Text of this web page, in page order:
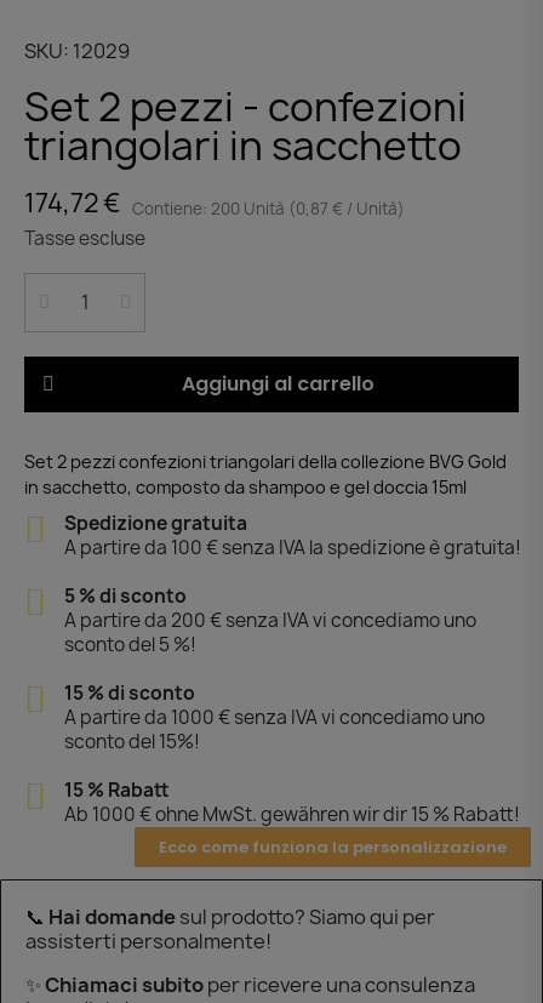
SKU 12029
Set 2 pezzi - confezioni
triangolari in sacchetto
174,72 € Contiene: 200 Unità (0,87 € / Unità)
Tasse escluse
Aggiungi al carrello
Set 2 pezzi confezioni triangolari della collezione BVG Gold
in sacchetto, composto da shampoo e gel doccia 15ml
Spedizione gratuita
A partire da 100 € senza IVA la spedizione è gratuita!
5 % di sconto
A partire da 200 € senza IVA vi concediamo uno
sconto del 5 %!
15 % di sconto
A partire da 1000 € senza IVA vi concediamo uno
sconto del 15%!
15 % Rabatt
Ab 1000 € ohne MwSt. gewähren wir dir 15 % Rabatt!
Ecco come funziona la personalizzazione
📞 Hai domandesul prodotto? Siamo qui per
assisterti personalmente!
✨Chiamaci subitoper ricevere una consulenza